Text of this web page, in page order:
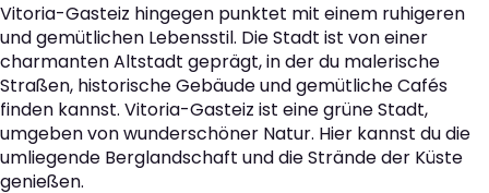
Vitoria-Gasteiz hingegen punktet mit einem ruhigeren
und gemütlichen Lebensstil. Die Stadt ist von einer
charmanten Altstadt geprägt, in der du malerische
Straßen, historische Gebäude und gemütliche Cafés
finden kannst. Vitoria-Gasteiz ist eine grüne Stadt,
umgeben von wunderschöner Natur. Hier kannst du die
umliegende Berglandschaft und die Strände der Küste
genießen.